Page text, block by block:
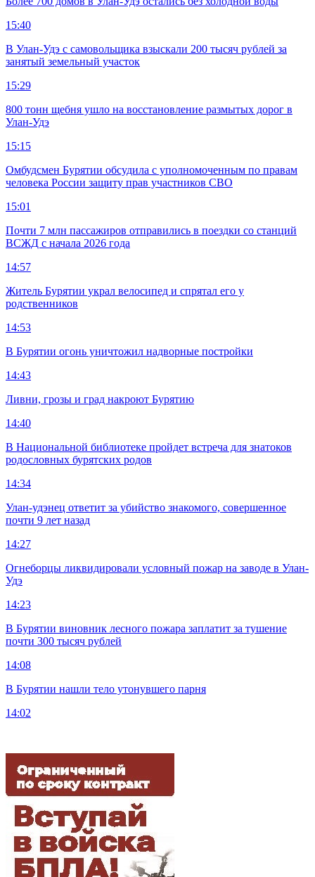
15:40
В Улан-Удэ с самовольщика взыскали 200 тысяч рублей за
занятый земельный участок
15:29
800 тонн щебня ушло на восстановление размытых дорог в
Улан-Удэ
15:15
Омбудсмен Бурятии обсудила с уполномоченным по правам
человека России защиту прав участников СВО
15:01
Почти 7 млн пассажиров отправились в поездки со станций
ВСЖД с начала 2026 года
14:57
Житель Бурятии украл велосипед и спрятал его у
родственников
14:53
В Бурятии огонь уничтожил надворные постройки
14:43
Ливни, грозы и град накроют Бурятию
14:40
В Национальной библиотеке пройдет встреча для знатоков
родословных бурятских родов
14:34
Улан-удэнец ответит за убийство знакомого, совершенное
почти 9 лет назад
14:27
Огнеборцы ликвидировали условный пожар на заводе в Улан-
Удэ
14:23
В Бурятии виновник лесного пожара заплатит за тушение
почти 300 тысяч рублей
14:08
В Бурятии нашли тело утонувшего парня
14:02